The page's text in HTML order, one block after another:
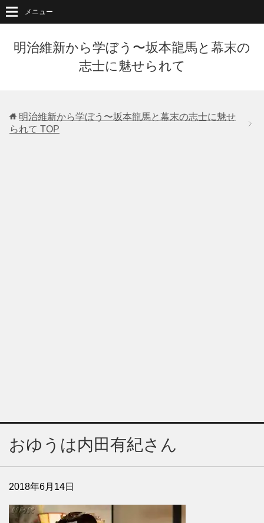
明治維新から学ぼう〜坂本龍馬と幕末の
志士に魅せられて
メニュー
明治維新から学ぼう〜坂本龍馬と幕末の志士に魅せ
られて TOP
おゆうは内田有紀さん
2018年6月14日